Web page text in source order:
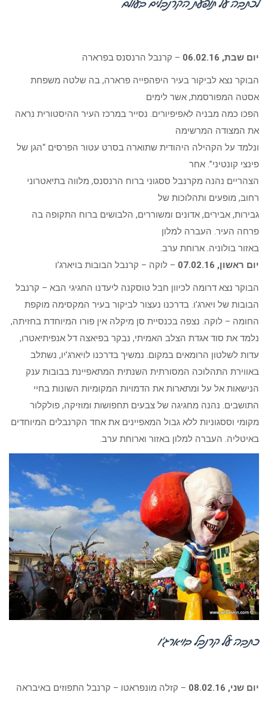
לכתבה על תופעת הקרנבלים בעולם
יום שבת, 06.02.16 – קרנבל הרנסנס בפרארה
הבוקר נצא לביקור בעיר היפהפייה פרארה, בה שלטה משפחת
אסטה המפורסמת, אשר לימים
הפכו כמה מבניה לאפיפיורים. נסייר במרכז העיר ההיסטורית נראה
את המצודה המרשימה
ונלמד על הקהילה היהודית שתוארה בסרט עטור הפרסים “הגן של
פינצי קונטיני”. אחר
הצהריים נהנה מקרנבל ססגוני ברוח הרנסנס, מלווה בתיאטרוני
רחוב, מופעים ותהלוכות של
גבירות, אבירים, אדונים ומשוררים, הלבושים ברוח התקופה בה
פרחה העיר. העברה למלון
באזור בולוניה. ארוחת ערב.
יום ראשון, 07.02.16
– לוקה – קרנבל הבובות בויארג’ו
הבוקר נצא דרומה לכיוון חבל טוסקנה ליעדנו החגיגי הבא – קרנבל
הבובות של ויארג’ו. בדרכנו נעצור לביקור בעיר המקסימה מוקפת
החומה – לוקה. נצפה בכנסיית סן מיקלה אין פורו המיוחדת בחזיתה,
נלמד את סוד אגדת הצלב האמיתי, נבקר בפיאצה דל אנפיתיאטרו,
עדות לשלטון הרומאים במקום. נמשיך בדרכנו לויארג’יו, נשתלב
באווירת התהלוכה המסורתית השנתית המתאפיינת בבובות ענק
הנישאות אל על ומתארות את הדמויות המקומיות השונות בחיי
התושבים. נהנה מחגיגה של צבעים תחפושות ומוזיקה, פולקלור
מקומי וססגוניות ללא גבול המאפיינים את אחד הקרנבלים המיוחדים
באיטליה. העברה למלון באזור וארוחת ערב.
כתבה על קרנבל בויארג’ו
יום שני, 08.02.16 – קזלה מונפראטו – קרנבל התפוזים באיבראה